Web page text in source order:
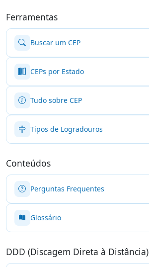
Ferramentas
Buscar um CEP
CEPs por Estado
Tudo sobre CEP
Tipos de Logradouros
Conteúdos
Perguntas Frequentes
Glossário
DDD (Discagem Direta à Distância)